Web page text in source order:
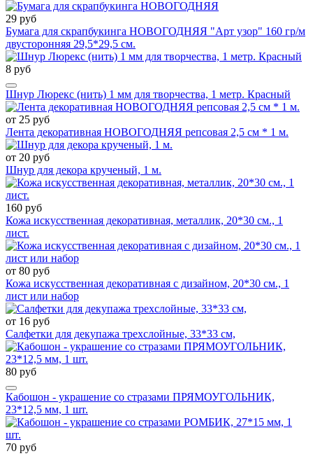
29 руб
Бумага для скрапбукинга НОВОГОДНЯЯ "Арт узор" 160 гр/м
двусторонняя 29,5*29,5 см.
8 руб
Шнур Люрекс (нить) 1 мм для творчества, 1 метр. Красный
от 25 руб
Лента декоративная НОВОГОДНЯЯ репсовая 2,5 см * 1 м.
от 20 руб
Шнур для декора крученый, 1 м.
160 руб
Кожа искусственная декоративная, металлик, 20*30 см., 1
лист.
от 80 руб
Кожа искусственная декоративная с дизайном, 20*30 см., 1
лист или набор
от 16 руб
Салфетки для декупажа трехслойные, 33*33 см,
80 руб
Кабошон - украшение со стразами ПРЯМОУГОЛЬНИК,
23*12,5 мм, 1 шт.
70 руб